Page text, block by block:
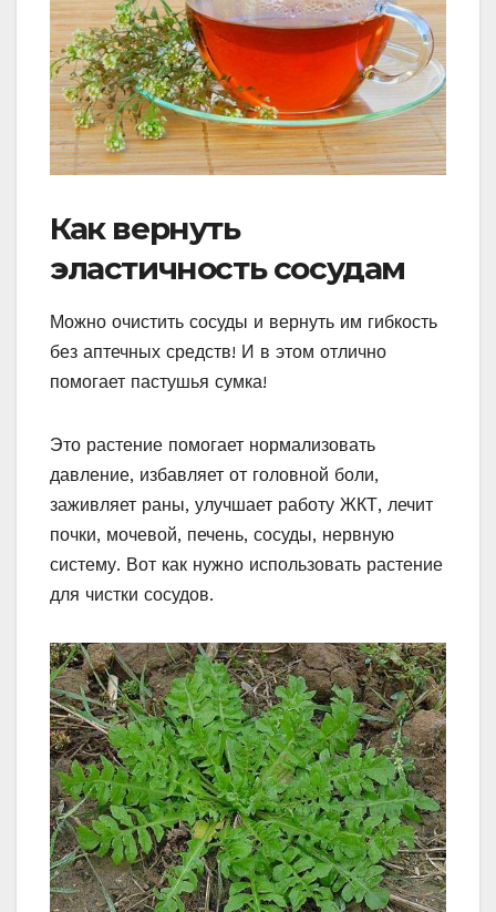
Как вернуть
эластичность сосудам
Можно очистить сосуды и вернуть им гибкость
без аптечных средств! И в этом отлично
помогает пастушья сумка!
Это растение помогает нормализовать
давление, избавляет от головной боли,
заживляет раны, улучшает работу ЖКТ, лечит
почки, мочевой, печень, сосуды, нервную
систему. Вот как нужно использовать растение
для чистки сосудов.